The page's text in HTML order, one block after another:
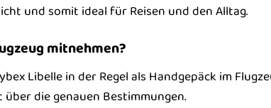
und somit ideal für Reisen und den Alltag.
mitnehmen?
Libelle in der Regel als Handgepäck im
die genauen Bestimmungen.